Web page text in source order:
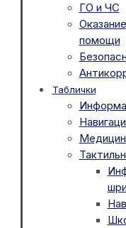
ГО и ЧС
помощи
Таблички